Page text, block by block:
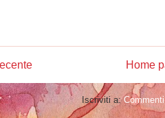
Home
Iscriviti a: